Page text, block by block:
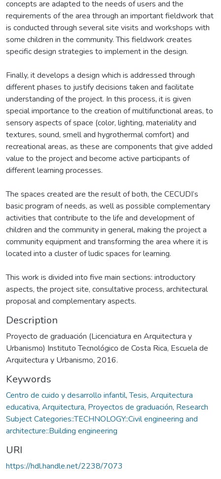
concepts are adapted to the needs of users and the
requirements of the area through an important fieldwork that
is conducted through several site visits and workshops with
some children in the community. This fieldwork creates
specific design strategies to implement in the design.
Finally, it develops a design which is addressed through
different phases to justify decisions taken and facilitate
understanding of the project. In this process, it is given
special importance to the creation of multifunctional areas, to
sensory aspects of space (color, lighting, materiality and
textures, sound, smell and hygrothermal comfort) and
recreational areas, as these are components that give added
value to the project and become active participants of
different learning processes.
The spaces created are the result of both, the CECUDI’s
basic program of needs, as well as possible complementary
activities that contribute to the life and development of
children and the community in general, making the project a
community equipment and transforming the area where it is
located into a cluster of ludic spaces for learning.
This work is divided into five main sections: introductory
aspects, the project site, consultative process, architectural
proposal and complementary aspects.
Description
Proyecto de graduación (Licenciatura en Arquitectura y
Urbanismo) Instituto Tecnológico de Costa Rica, Escuela de
Arquitectura y Urbanismo, 2016.
Keywords
Centro de cuido y desarrollo infantil,Tesis, Arquitectura
educativa, Arquitectura, Proyectos de graduación, Research
Subject Categories::TECHNOLOGY::Civil engineering and
architecture::Building engineering
URI
https://hdl.handle.net/2238/7073